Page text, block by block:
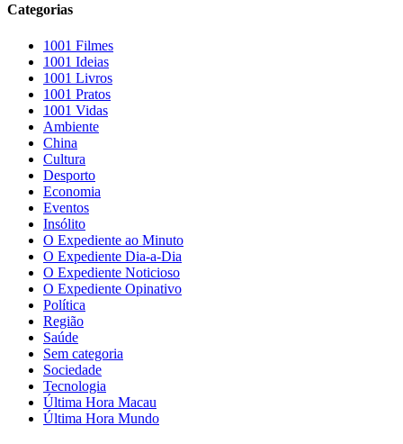
Categorias
1001 Filmes
1001 Ideias
1001 Livros
1001 Pratos
1001 Vidas
Ambiente
China
Cultura
Desporto
Economia
Eventos
Insólito
O Expediente ao Minuto
O Expediente Dia-a-Dia
O Expediente Noticioso
O Expediente Opinativo
Política
Região
Saúde
Sem categoria
Sociedade
Tecnologia
Última Hora Macau
Última Hora Mundo